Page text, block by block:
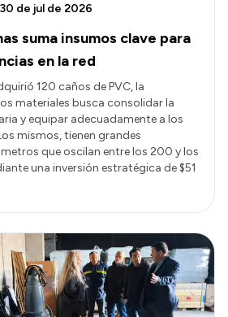
suma insumos clave para
en la red
30 de jul de 2026
120 caños de PVC, la
materiales busca consolidar la
y equipar adecuadamente a los
mismos, tienen grandes
que oscilan entre los 200 y los
una inversión estratégica de $51